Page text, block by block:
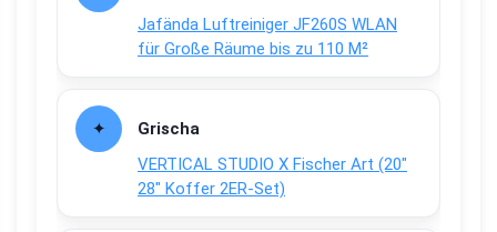
Jafända Luftreiniger JF260S WLAN
für Große Räume bis zu 110 M²
Grischa
VERTICAL STUDIO X Fischer Art (20″
28″ Koffer 2ER-Set)